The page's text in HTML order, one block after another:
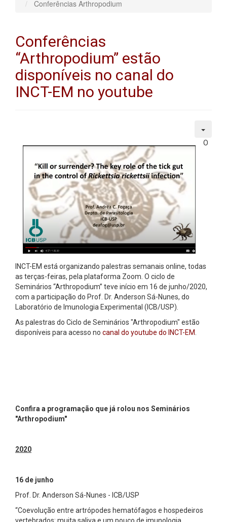
Conferências Arthropodium
Conferências
“Arthropodium” estão
disponíveis no canal do
INCT-EM no youtube
O
INCT-EM está organizando palestras semanais online, todas
as terças-feiras, pela plataforma Zoom. O ciclo de
Seminários “Arthropodium” teve início em 16 de junho/2020,
com a participação do Prof. Dr. Anderson Sá-Nunes, do
Laboratório de Imunologia Experimental (ICB/USP).
As palestras do Ciclo de Seminários "Arthropodium" estão
disponíveis para acesso no canal do youtube do INCT-EM
Confira a programação que já rolou nos Seminários
"Arthropodium"
2020
16 de junho
Prof. Dr. Anderson Sá-Nunes - ICB/USP
“Coevolução entre artrópodes hematófagos e hospedeiros
vertebrados: muita saliva e um pouco de imunologia